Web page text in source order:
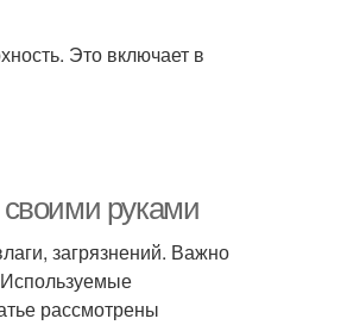
Это включает в
руками
загрязнений. Важно
Используемые
рассмотрены